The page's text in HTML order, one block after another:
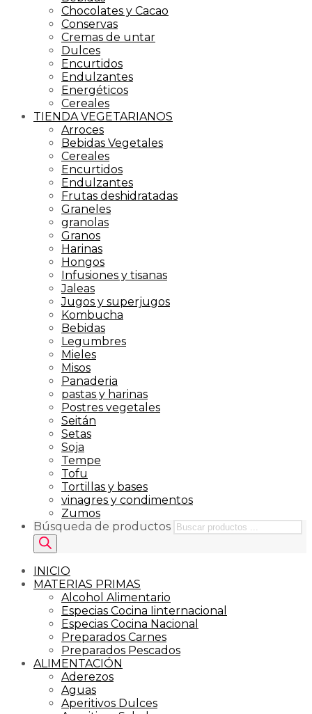
Chocolates y Cacao
Conservas
Cremas de untar
Dulces
Encurtidos
Endulzantes
Energéticos
Cereales
TIENDA VEGETARIANOS
Arroces
Bebidas Vegetales
Cereales
Encurtidos
Endulzantes
Frutas deshidratadas
Graneles
granolas
Granos
Harinas
Hongos
Infusiones y tisanas
Jaleas
Jugos y superjugos
Kombucha
Bebidas
Legumbres
Mieles
Misos
Panaderia
pastas y harinas
Postres vegetales
Seitán
Setas
Soja
Tempe
Tofu
Tortillas y bases
vinagres y condimentos
Zumos
Búsqueda de productos
INICIO
MATERIAS PRIMAS
Alcohol Alimentario
Especias Cocina Iinternacional
Especias Cocina Nacional
Preparados Carnes
Preparados Pescados
ALIMENTACIÓN
Aderezos
Aguas
Aperitivos Dulces